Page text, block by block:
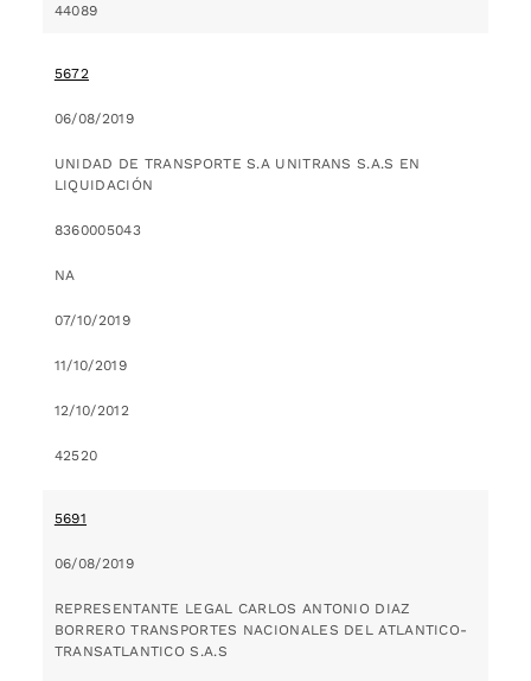
44089
5672
06/08/2019
UNIDAD DE TRANSPORTE S.A UNITRANS S.A.S EN
LIQUIDACIÓN
8360005043
NA
07/10/2019
11/10/2019
12/10/2012
42520
5691
06/08/2019
REPRESENTANTE LEGAL CARLOS ANTONIO DIAZ
BORRERO TRANSPORTES NACIONALES DEL ATLANTICO-
TRANSATLANTICO S.A.S